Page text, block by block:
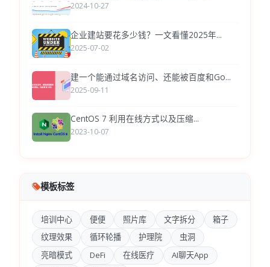
2024-10-27
企业建站要花多少钱？一文看懂2025年...
2025-07-02
建一个能通过域名访问、还能被百度和Go...
2025-09-11
CentOS 7 利用在线方式以及压缩...
2023-10-07
模板标签
培训中心 便便 照片库 文字拆分
箱子
纹理效果
循环轮播 护理院
虫洞
亮暗模式
DeFi 在线医疗
AI聊天App